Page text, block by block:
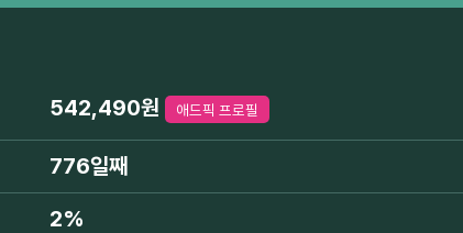
542,490원 애드픽 프로필
776일째
2%